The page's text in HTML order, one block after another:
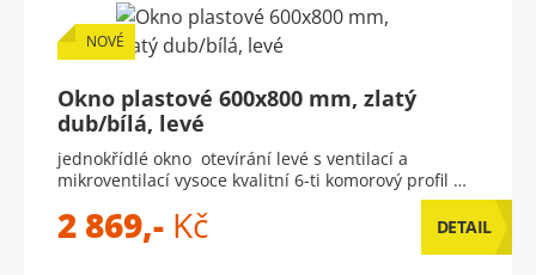
NOVÉ
Okno plastové 600x800 mm, zlatý
dub/bílá, levé
jednokřídlé okno otevírání levé s ventilací a
mikroventilací vysoce kvalitní 6-ti komorový profil …
2 869,- Kč DETAIL